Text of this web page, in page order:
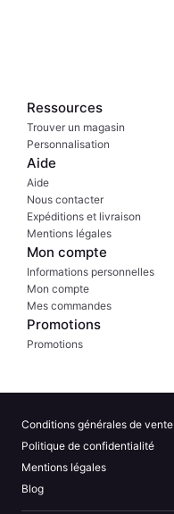
Ressources
Trouver un magasin
Personnalisation
Aide
Aide
Nous contacter
Expéditions et livraison
Mentions légales
Mon compte
Informations personnelles
Mon compte
Mes commandes
Promotions
Promotions
Conditions générales de vente
Politique de confidentialité
Mentions légales
Blog